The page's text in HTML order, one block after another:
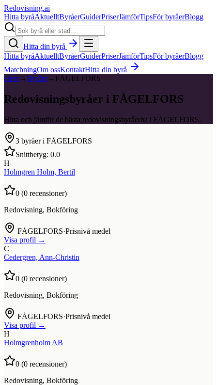
Redovisning.ai
Hitta byråAktuelltByråerGuiderPriserJämförTipsFör byråerBlogg
Hitta din byrå
Hitta byråAktuelltByråerGuiderPriserJämförTipsFör byråerBlogg
MatchningOm ossKontaktHitta din byrå
Hem→Byråer→ FÅGELFORS
Redovisningsbyråer i FÅGELFORS
Hitta och jämför de bästa redovisningsbyråerna i FÅGELFORS.
3 byråer i FÅGELFORS
Snittbetyg: 0.0
H
Holmgren Holm, Bertil
0 (0 recensioner)
Redovisning, Bokföring
FÅGELFORS·Prisnivå medel
Visa profil →
C
Cedergren, Ann-Christin
0 (0 recensioner)
Redovisning, Bokföring
FÅGELFORS·Prisnivå medel
Visa profil →
H
Holmgrenholm AB
0 (0 recensioner)
Redovisning, Bokföring